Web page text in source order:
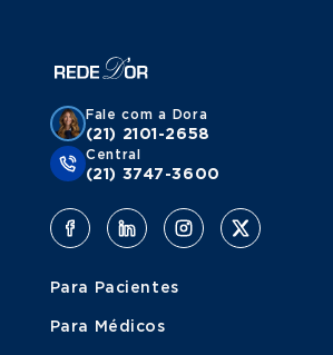
Fale com a Dora
(21) 2101-2658
Central
(21) 3747-3600
Para Pacientes
Para Médicos